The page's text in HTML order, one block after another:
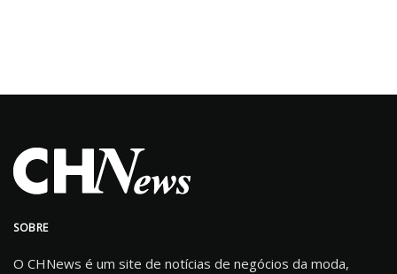
SOBRE
O CHNews é um site de notícias de negócios da moda,